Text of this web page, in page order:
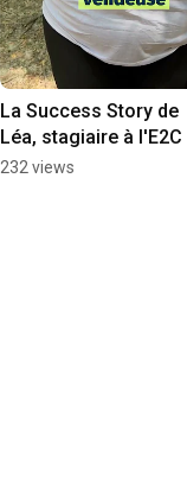
La Success Story de
Léa, stagiaire à l'E2C
du Puy de Dôme
232 views